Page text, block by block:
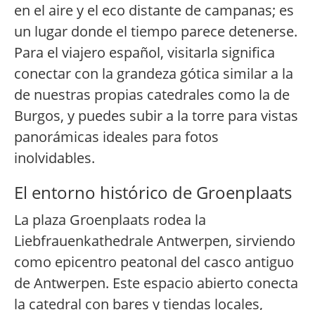
en el aire y el eco distante de campanas; es
un lugar donde el tiempo parece detenerse.
Para el viajero español, visitarla significa
conectar con la grandeza gótica similar a la
de nuestras propias catedrales como la de
Burgos, y puedes subir a la torre para vistas
panorámicas ideales para fotos
inolvidables.
El entorno histórico de Groenplaats
La plaza Groenplaats rodea la
Liebfrauenkathedrale Antwerpen, sirviendo
como epicentro peatonal del casco antiguo
de Antwerpen. Este espacio abierto conecta
la catedral con bares y tiendas locales,